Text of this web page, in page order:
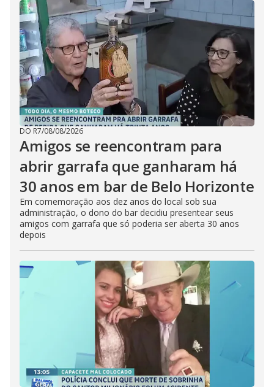
DO R7/08/08/2026
Amigos se reencontram para
abrir garrafa que ganharam há
30 anos em bar de Belo Horizonte
Em comemoração aos dez anos do local sob sua
administração, o dono do bar decidiu presentear seus
amigos com garrafa que só poderia ser aberta 30 anos
depois